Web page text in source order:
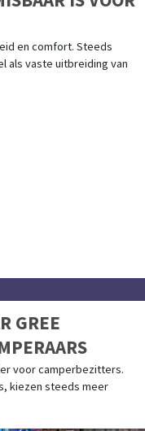
en comfort. Steeds
als vaste uitbreiding van
GREE
voor camperbezitters.
kiezen steeds meer